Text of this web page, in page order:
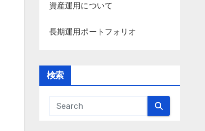
資産運用について
長期運用ポートフォリオ
検索